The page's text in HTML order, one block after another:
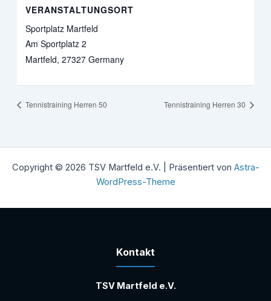
VERANSTALTUNGSORT
Sportplatz Martfeld
Am Sportplatz 2
Martfeld, 27327 Germany
Tennistraining Herren 50 Tennistraining Herren 30
Copyright © 2026 TSV Martfeld e.V. | Präsentiert von Astra-
WordPress-Theme
Kontakt
TSV Martfeld e.V.